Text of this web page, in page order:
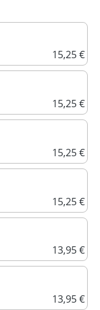
15,25 €
15,25 €
15,25 €
15,25 €
13,95 €
13,95 €